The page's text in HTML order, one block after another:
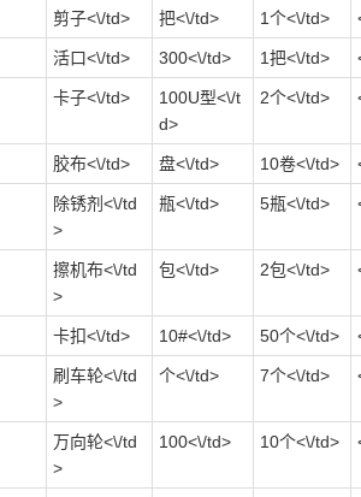
剪子<\/td> 把<\/td> 1个<\/td>
活口<\/td> 300<\/td> 1把<\/td>
卡子<\/td>
100U型<\/t
d>
2个<\/td>
胶布<\/td> 盘<\/td> 10卷<\/td>
除锈剂<\/td
>
瓶<\/td> 5瓶<\/td>
擦机布<\/td
>
包<\/td> 2包<\/td>
卡扣<\/td> 10#<\/td> 50个<\/td>
刷车轮<\/td
>
个<\/td> 7个<\/td>
万向轮<\/td
>
100<\/td> 10个<\/td>